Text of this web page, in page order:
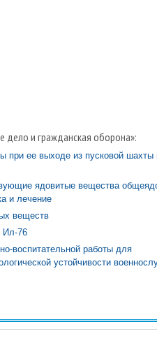
дело и гражданская оборона»:
при ее выходе из пусковой шахты
ядовитые вещества
и лечение
веществ
Ил-76
воспитательной работы для
устойчивости